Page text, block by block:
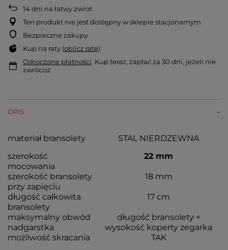
14dni na łatwy zwrot
Ten produkt nie jest dostępny w sklepie stacjonarnym
Bezpieczne zakupy
Kup na raty (oblicz ratę)
Odroczone płatności. Kup teraz, zapłać za 30 dni, jeżeli nie
zwrócisz
OPIS
materiał bransolety
STAL NIERDZEWNA
szerokość
mocowania
22 mm
szerokość bransolety
przy zapięciu
18 mm
długość całkowita
bransolety
17 cm
maksymalny obwód
nadgarstka
długość bransolety +
wysokość koperty zegarka
możliwość skracania
TAK